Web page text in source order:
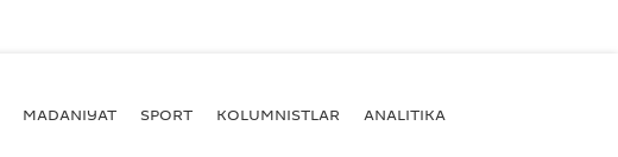
MADANIYAT SPORT KOLUMNISTLAR ANALITIKA